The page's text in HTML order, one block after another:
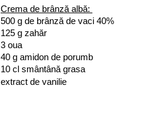
Crema de brânză albă:
500 g de brânză de vaci 40%
125 g zahăr
3 oua
40 g amidon de porumb
10 cl smântână grasa
extract de vanilie